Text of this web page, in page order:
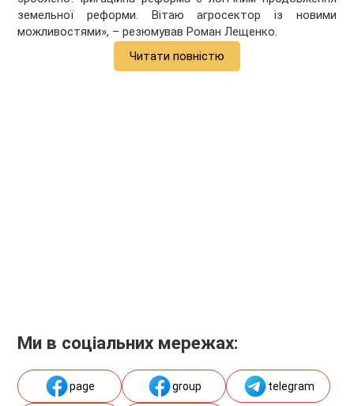
земельної реформи. Вітаю агросектор із новими
можливостями», – резюмував Роман Лещенко.
Читати повністю
Ми в соціальних мережах:
page group telegram